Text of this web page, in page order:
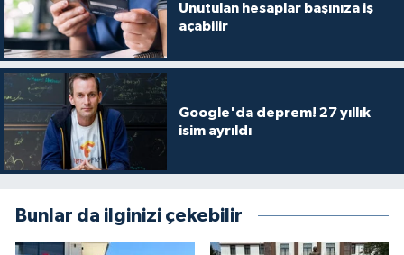
Unutulan hesaplar başınıza iş
açabilir
Google'da deprem! 27 yıllık
isim ayrıldı
Bunlar da ilginizi çekebilir